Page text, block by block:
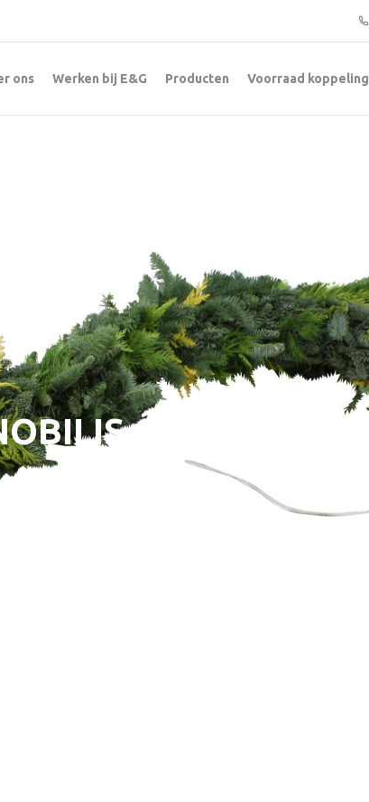
ons Werken bij E&G Producten Voorraad koppeling
GUIRLANDE